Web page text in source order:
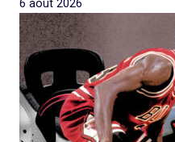
6 août 2026